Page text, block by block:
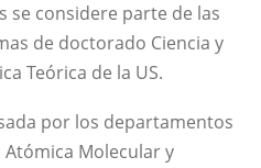
se considere parte de las
de doctorado Ciencia y
Teórica de la US.
por los departamentos
Atómica Molecular y